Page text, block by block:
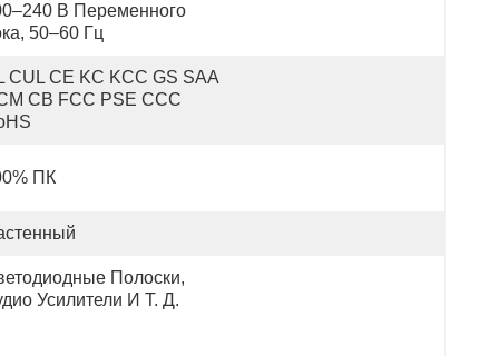
В Переменного
50–60 Гц
CUL CE KC KCC GS SAA
CB FCC PSE CCC
ПК
Полоски,
Усилители И Т. Д.